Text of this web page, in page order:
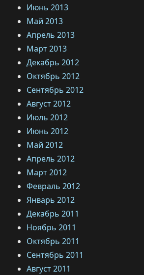
Июнь 2013
Май 2013
Апрель 2013
Март 2013
Декабрь 2012
Октябрь 2012
Сентябрь 2012
Август 2012
Июль 2012
Июнь 2012
Май 2012
Апрель 2012
Март 2012
Февраль 2012
Январь 2012
Декабрь 2011
Ноябрь 2011
Октябрь 2011
Сентябрь 2011
Август 2011